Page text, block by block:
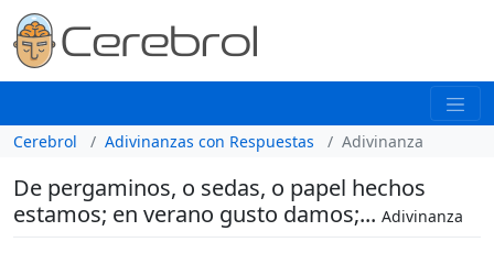
Cerebrol Adivinanzas con Respuestas Adivinanza
De pergaminos, o sedas, o papel hechos
estamos; en verano gusto damos;... Adivinanza